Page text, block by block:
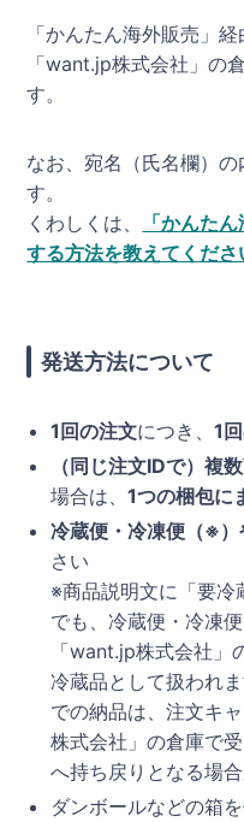
「かんたん海外販売」
「want.jp株式会社」の
す。
なお、宛名（氏名欄）
す。
くわしくは、
「かんた
する方法を教えてくださ
発送方法について
1回の注文につき、1
（同じ注文IDで）複
場合は、1つの梱包に
冷蔵便・冷凍便（※
さい
※商品説明文に「要冷
でも、冷蔵便・冷凍
「want.jp株式会社」
冷蔵品として扱われ
での納品は、注文キ
株式会社」の倉庫で
へ持ち戻りとなる場合
ダンボールなどの箱